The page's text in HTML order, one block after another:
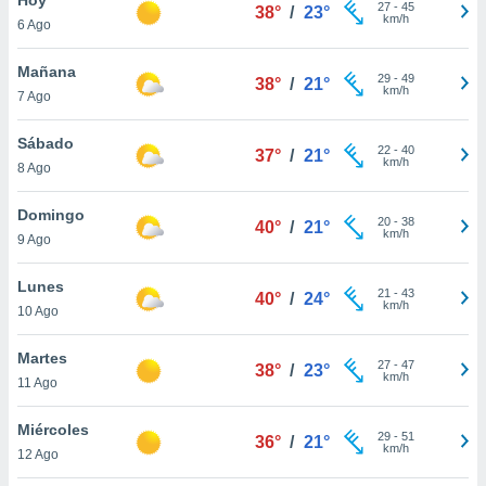
y
en
más
de
6 Ago
38° / 23° 27- 45
km/h
Mañana
7 Ago
38° / 21° 29- 49
km/h
Sábado
8 Ago
37° / 21° 22- 40
km/h
Domingo
9 Ago
40° / 21° 20- 38
km/h
Lunes
10 Ago
40° / 24° 21 - 43
km/h
Martes
11 Ago
38° / 23° 27- 47
km/h
Miércoles
12 Ago
36° / 21° 29- 51
km/h